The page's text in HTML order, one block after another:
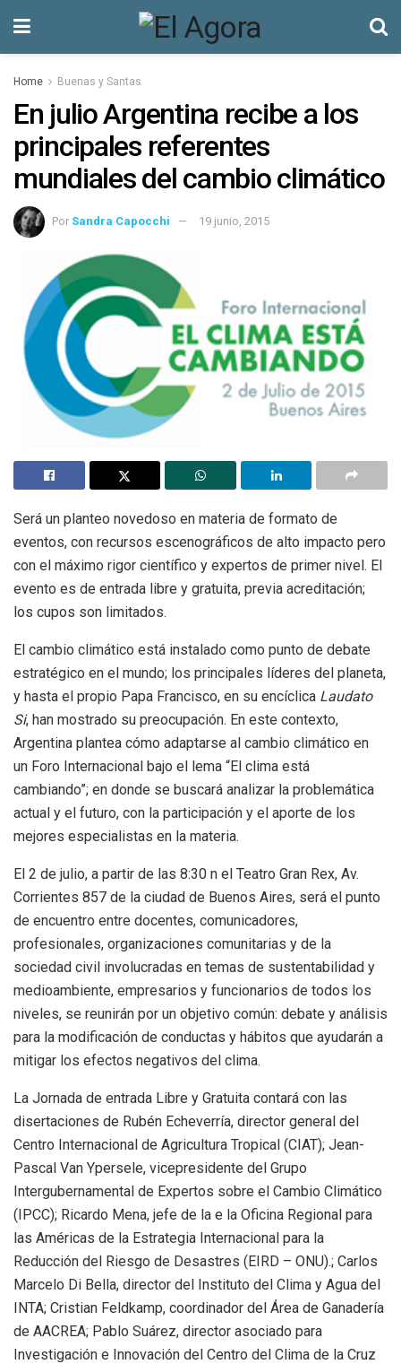
Home Buenas y Santas
En julio Argentina recibe a los
principales referentes
mundiales del cambio climático
Por Sandra Capocchi 19 junio, 2015
Será un planteo novedoso en materia de formato de
eventos, con recursos escenográficos de alto impacto pero
con el máximo rigor científico y expertos de primer nivel. El
evento es de entrada libre y gratuita, previa acreditación;
los cupos son limitados.
El cambio climático está instalado como punto de debate
estratégico en el mundo; los principales líderes del planeta,
y hasta el propio Papa Francisco, en su encíclica Laudato
Si, han mostrado su preocupación. En este contexto,
Argentina plantea cómo adaptarse al cambio climático en
un Foro Internacional bajo el lema “El clima está
cambiando”; en donde se buscará analizar la problemática
actual y el futuro, con la participación y el aporte de los
mejores especialistas en la materia.
El 2 de julio, a partir de las 8:30 n el Teatro Gran Rex, Av.
Corrientes 857 de la ciudad de Buenos Aires, será el punto
de encuentro entre docentes, comunicadores,
profesionales, organizaciones comunitarias y de la
sociedad civil involucradas en temas de sustentabilidad y
medioambiente, empresarios y funcionarios de todos los
niveles, se reunirán por un objetivo común: debate y análisis
para la modificación de conductas y hábitos que ayudarán a
mitigar los efectos negativos del clima.
La Jornada de entrada Libre y Gratuita contará con las
disertaciones de Rubén Echeverría, director general del
Centro Internacional de Agricultura Tropical (CIAT); Jean-
Pascal Van Ypersele, vicepresidente del Grupo
Intergubernamental de Expertos sobre el Cambio Climático
(IPCC); Ricardo Mena, jefe de la e la Oficina Regional para
las Américas de la Estrategia Internacional para la
Reducción del Riesgo de Desastres (EIRD – ONU).; Carlos
Marcelo Di Bella, director del Instituto del Clima y Agua del
INTA; Cristian Feldkamp, coordinador del Área de Ganadería
de AACREA; Pablo Suárez, director asociado para
Investigación e Innovación del Centro del Clima de la Cruz